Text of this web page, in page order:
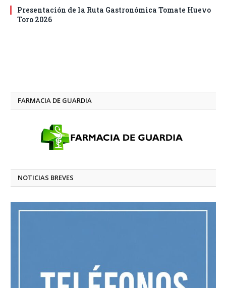
Presentación de la Ruta Gastronómica Tomate Huevo
Toro 2026
FARMACIA DE GUARDIA
NOTICIAS BREVES